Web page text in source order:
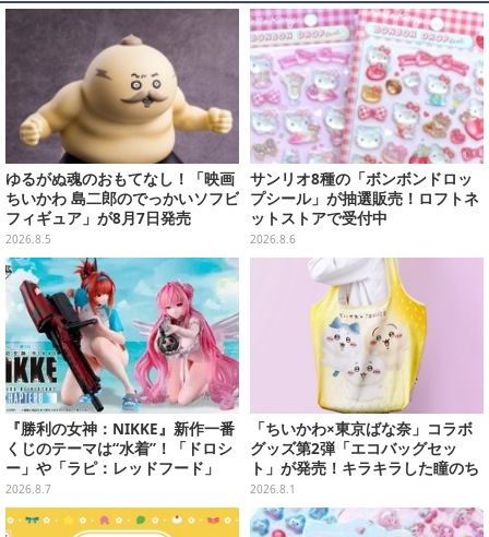
ゆるがぬ魂のおもてなし！「映画
ちいかわ 島二郎のでっかいソフビ
フィギュア」が8月7日発売
2026.8.5
サンリオ8種の「ボンボンドロッ
プシール」が抽選販売！ロフトネ
ットストアで受付中
2026.8.6
『勝利の女神：NIKKE』新作一番
くじのテーマは“水着”！「ドロシ
ー」や「ラピ：レッドフード」
が“背中で魅せる”ポーズで立体化
2026.8.7
「ちいかわ×東京ばな奈」コラボ
グッズ第2弾「エコバッグセッ
ト」が発売！キラキラした瞳のち
いかわたちと目が合う、限定デザ
インが可愛い
2026.8.1